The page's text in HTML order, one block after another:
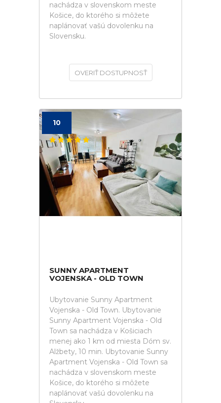
nachádza v slovenskom meste
Košice, do ktorého si môžete
naplánovať vašú dovolenku na
Slovensku.
OVERIŤ DOSTUPNOSŤ
10
SUNNY APARTMENT
VOJENSKA - OLD TOWN
Ubytovanie Sunny Apartment
Vojenska - Old Town. Ubytovanie
Sunny Apartment Vojenska - Old
Town sa nachádza v Košiciach
menej ako 1 km od miesta Dóm sv.
Alžbety, 10 min. Ubytovanie Sunny
Apartment Vojenska - Old Town sa
nachádza v slovenskom meste
Košice, do ktorého si môžete
naplánovať vašú dovolenku na